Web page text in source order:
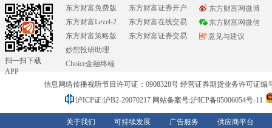
扫一扫下载
APP
东方财富免费版
东方财富Level-2
东方财富策略版
妙想投研助理
Choice金融终端
东方财富证券开户
东方财富在线交易
东方财富证券交易
东方财富网微博
东方财富网微信
意见与建议
信息网络传播视听节目许可证：0908328号 经营证券期货业务许可证编
沪ICP证:沪B2-20070217 网站备案号:沪ICP备05006054号-11
关于我们 可持续发展 广告服务 供应商平台